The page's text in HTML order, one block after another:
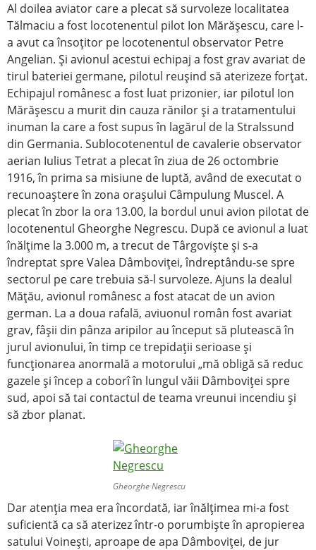
Al doilea aviator care a plecat să survoleze localitatea
Tălmaciu a fost locotenentul pilot Ion Mărăşescu, care l-
a avut ca însoţitor pe locotenentul observator Petre
Angelian. Şi avionul acestui echipaj a fost grav avariat de
tirul bateriei germane, pilotul reuşind să aterizeze forţat.
Echipajul românesc a fost luat prizonier, iar pilotul Ion
Mărăşescu a murit din cauza rănilor şi a tratamentului
inuman la care a fost supus în lagărul de la Stralssund
din Germania. Sublocotenentul de cavalerie observator
aerian Iulius Tetrat a plecat în ziua de 26 octombrie
1916, în prima sa misiune de luptă, având de executat o
recunoaştere în zona oraşului Câmpulung Muscel. A
plecat în zbor la ora 13.00, la bordul unui avion pilotat de
locotenentul Gheorghe Negrescu. După ce avionul a luat
înălţime la 3.000 m, a trecut de Târgovişte şi s-a
îndreptat spre Valea Dâmboviţei, îndreptându-se spre
sectorul pe care trebuia să-l survoleze. Ajuns la dealul
Măţău, avionul românesc a fost atacat de un avion
german. La a doua rafală, aviuonul român fost avariat
grav, fâşii din pânza aripilor au început să plutească în
jurul avionului, în timp ce trepidaţii serioase şi
funcţionarea anormală a motorului „mă obligă să reduc
gazele şi încep a coborî în lungul văii Dâmboviţei spre
sud, apoi să tai contactul de teama vreunui incendiu şi
să zbor planat.
Gheorghe Negrescu
Dar atenţia mea era încordată, iar înălţimea mi-a fost
suficientă ca să aterizez într-o porumbişte în apropierea
satului Voineşti, aproape de apa Dâmboviţei, de jur